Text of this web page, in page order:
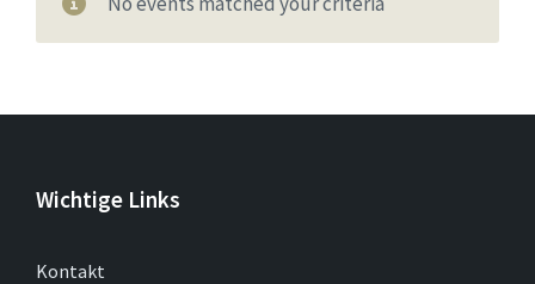
Wichtige Links
Kontakt